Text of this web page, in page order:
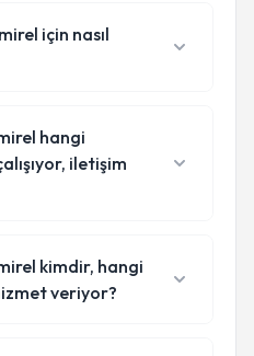
için nasıl
hangi
iletişim
kimdir, hangi
veriyor?